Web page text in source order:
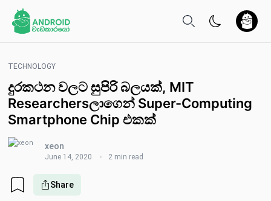
TECHNOLOGY
දුරකථන වලට සුපිරි බලයක්, MIT
Researchersලාගෙන් Super-Computing
Smartphone Chip එකක්
xeon
June 14, 2020 2 min read
Share